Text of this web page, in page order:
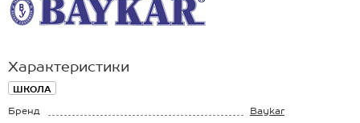
Характеристики
ШКОЛА
Бренд
Baykar